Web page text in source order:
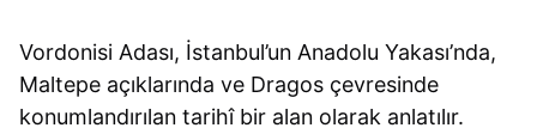
Vordonisi Adası, İstanbul’un Anadolu Yakası’nda,
Maltepe açıklarında ve Dragos çevresinde
konumlandırılan tarihî bir alan olarak anlatılır.